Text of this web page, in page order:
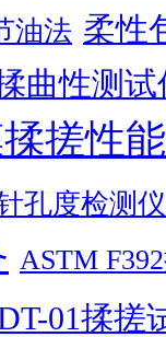
油法 柔性
曲性测试
搓性
孔度检测
ASTM
01揉搓